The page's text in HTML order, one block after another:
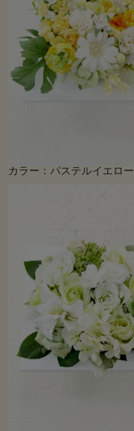
カラー：パステルイエロー